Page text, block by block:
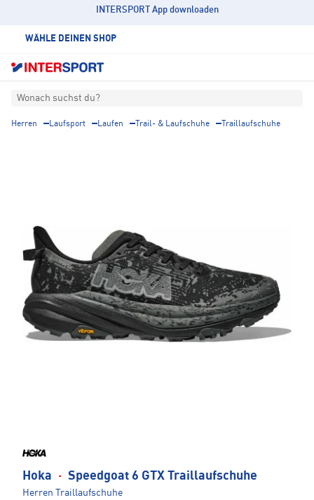
INTERSPORT App downloaden
WÄHLE DEINEN SHOP
Wonach suchst du?
Herren Laufsport Laufen Trail- & Laufschuhe Traillaufschuhe
Hoka · Speedgoat 6 GTX Traillaufschuhe
Herren Traillaufschuhe